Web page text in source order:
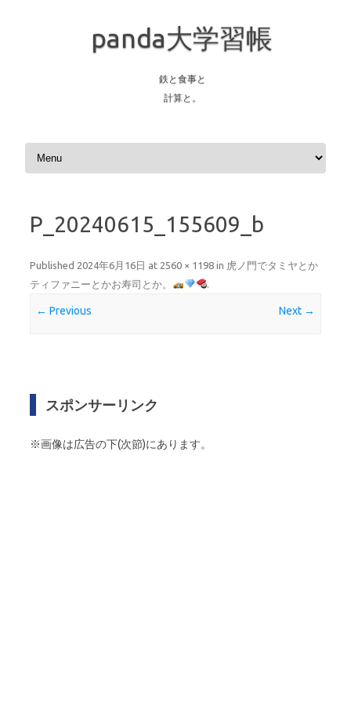
panda大学習帳
鉄と食事と
計算と。
Skip to content
P_20240615_155609_b
Published 2024年6月16日 at 2560 × 1198 in 虎ノ門でタミヤとか
ティファニーとかお寿司とか。
.
← Previous Next →
スポンサーリンク
※画像は広告の下(次節)にあります。